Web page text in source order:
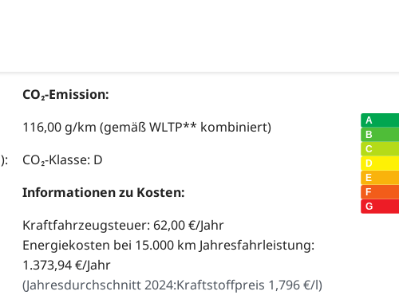
CO₂-Emission:
116,00 g/km (gemäß WLTP** kombiniert)
CO₂-Klasse: D
Informationen zu Kosten:
Kraftfahrzeugsteuer: 62,00 €/Jahr
Energiekosten bei 15.000 km Jahresfahrleistung:
1.373,94 €/Jahr
(Jahresdurchschnitt 2024:Kraftstoffpreis 1,796 €/l)